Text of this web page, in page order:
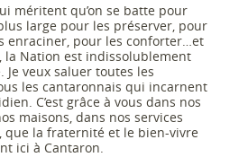
méritent qu’on se batte pour
large pour les préserver, pour
enraciner, pour les conforter…et
la Nation est indissolublement
Je veux saluer toutes les
les cantaronnais qui incarnent
C’est grâce à vous dans nos
maisons, dans nos services
que la fraternité et le bien-vivre
ici à Cantaron.